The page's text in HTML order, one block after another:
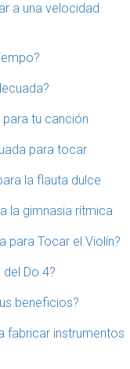
a una velocidad
tu canción
para tocar
la flauta dulce
la gimnasia rítmica
para Tocar el Violín?
Do 4?
beneficios?
fabricar instrumentos